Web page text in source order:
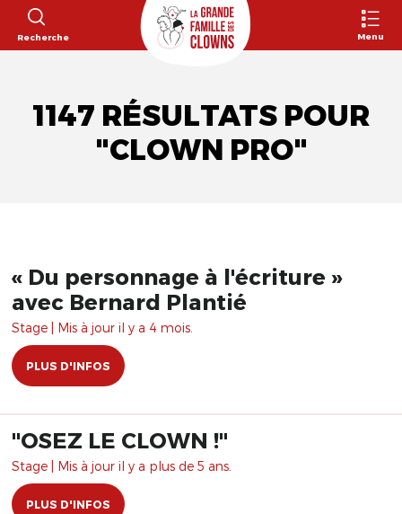
Recherche Menu
1147 RÉSULTATS POUR
"CLOWN PRO"
« Du personnage à l'écriture »
avec Bernard Plantié
Stage | Mis à jour il y a 4 mois.
PLUS D'INFOS
"OSEZ LE CLOWN !"
Stage | Mis à jour il y a plus de 5 ans.
PLUS D'INFOS